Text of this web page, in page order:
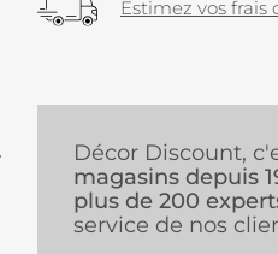
Estimez vos frais
Décor Discount,
magasins depuis
plus de 200
service de nos